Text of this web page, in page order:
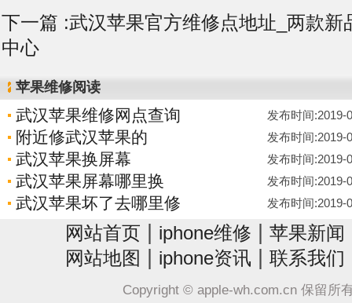
下一篇 :武汉苹果官方维修点地址_两款新
中心
苹果维修阅读
武汉苹果维修网点查询 发布时间:2019-
附近修武汉苹果的 发布时间:2019-
武汉苹果换屏幕 发布时间:2019-
武汉苹果屏幕哪里换 发布时间:2019-
武汉苹果坏了去哪里修 发布时间:2019-
网站首页 iphone维修 苹果新闻
网站地图 iphone资讯 联系我们
Copyright © apple-wh.com.cn 保留所